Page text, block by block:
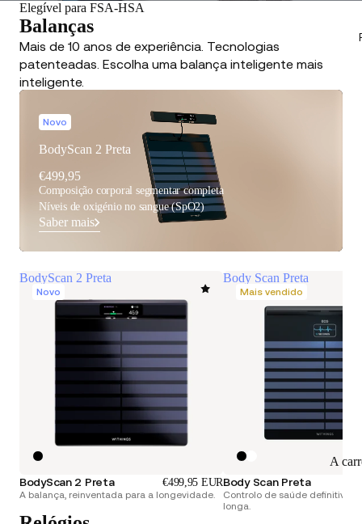
A
Elegível para FSA-HSA
Balanças
Mais de 10 anos de experiência. Tecnologias
patenteadas. Escolha uma balança inteligente mais
inteligente.
Novo
BodyScan 2 Preta
€499,95
Composição corporal segmentar completa
Níveis de oxigénio no sangue (SpO2)
Saber mais
BodyScan 2 Preta
Novo
BodyScan 2 Preta €499,95 EUR
A balança, reinventada para a longevidade.
Body Scan Preta
Mais vendido
Body Scan Preta
Controlo de saúde definitivo.
longa.